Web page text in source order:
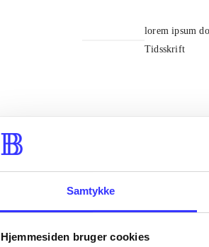
Samtykke
Hjemmesiden bruger cookies
lorem ipsum
Tidsskrift